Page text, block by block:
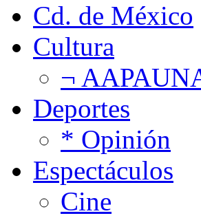
Cd. de México
Cultura
¬
Deportes
* Opinión
Espectáculos
Cine